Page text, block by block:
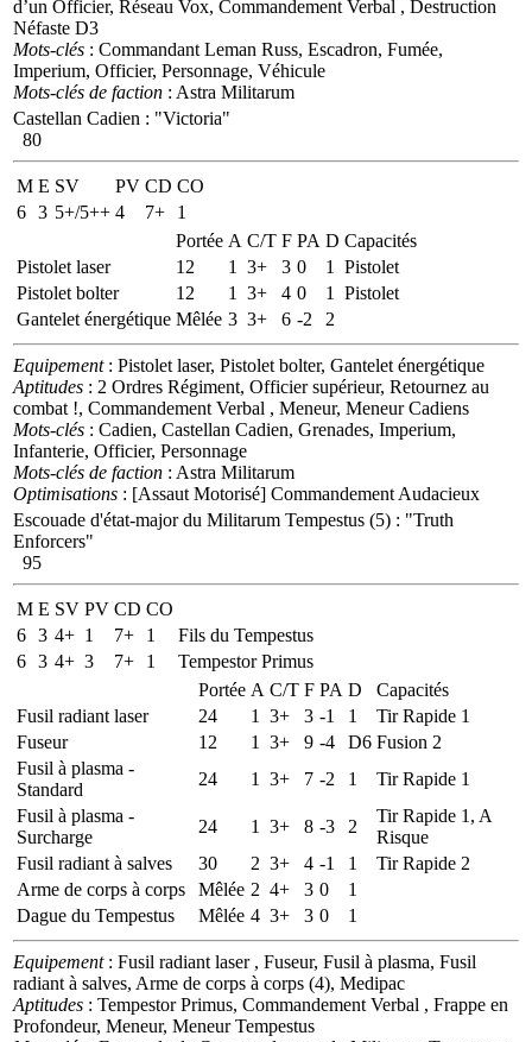
d’un Officier, Réseau Vox, Commandement Verbal , Destruction
Néfaste D3
Mots-clés : Commandant Leman Russ, Escadron, Fumée,
Imperium, Officier, Personnage, Véhicule
Mots-clés de faction : Astra Militarum
Castellan Cadien : "Victoria"
80
M E SV PV CD CO
6 3 5+/5++ 4 7+
1
Portée A C/T F PA D Capacités
Pistolet laser
12 1 3+ 3 0 1
Pistolet
Pistolet bolter
12 1 3+ 4 0 1
Pistolet
Gantelet énergétique Mêlée 3 3+ 6 -2 2
Equipement: Pistolet laser, Pistolet bolter, Gantelet énergétique
Aptitudes : 2 Ordres Régiment, Officier supérieur, Retournez au
combat !, Commandement Verbal , Meneur, Meneur Cadiens
Mots-clés : Cadien, Castellan Cadien, Grenades, Imperium,
Infanterie, Officier, Personnage
Mots-clés de faction : Astra Militarum
Optimisations : [Assaut Motorisé] Commandement Audacieux
Escouade d'état-major du Militarum Tempestus (5) : "Truth
Enforcers"
95
M E SV PV CD CO
6 3 4+ 1 7+ 1
Fils du Tempestus
6 3 4+ 3 7+ 1
Tempestor Primus
Portée A C/T F PA D
Capacités
Fusil radiant laser
24 1 3+ 3 -1 1
Tir Rapide 1
Fuseur
12 1 3+ 9 -4 D6 Fusion 2
Fusil à plasma -
Standard
24 1 3+ 7 -2 1
Tir Rapide 1
Fusil à plasma -
Surcharge
24 1 3+ 8 -3 2
Tir Rapide 1, A
Risque
Fusil radiant à salves
30 2 3+ 4 -1 1
Tir Rapide 2
Arme de corps à corps
Mêlée 2 4+ 3 0
1
Dague du Tempestus
Mêlée 4 3+ 3 0 1
Equipement: Fusil radiant laser , Fuseur, Fusil à plasma, Fusil
radiant à salves, Arme de corps à corps (4), Medipac
Aptitudes : Tempestor Primus, Commandement Verbal , Frappe en
Profondeur, Meneur, Meneur Tempestus